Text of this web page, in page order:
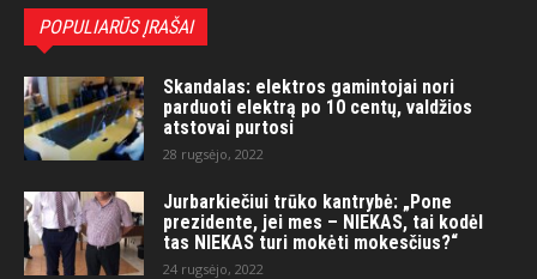
POPULIARŪS ĮRAŠAI
Skandalas: elektros gamintojai nori
parduoti elektrą po 10 centų, valdžios
atstovai purtosi
28 rugsėjo, 2022
Jurbarkiečiui trūko kantrybė: „Pone
prezidente, jei mes – NIEKAS, tai kodėl
tas NIEKAS turi mokėti mokesčius?“
24 rugsėjo, 2022